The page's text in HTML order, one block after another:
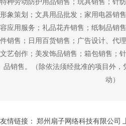
形象策划；文具用品批发；家用电器销
容应用服务；礼品花卉销售；纸制品销
件销售；日用百货销售；广告设计、代
文艺创作；美发饰品销售；箱包销售；
品销售。（除依法须经批准的项目外
动）
友情链接： 郑州扇子网络科技有限公司